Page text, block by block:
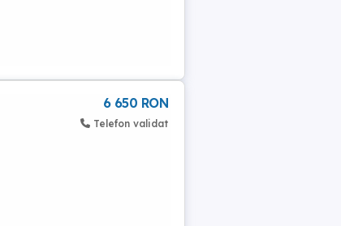
6 650 RON
Telefon validat